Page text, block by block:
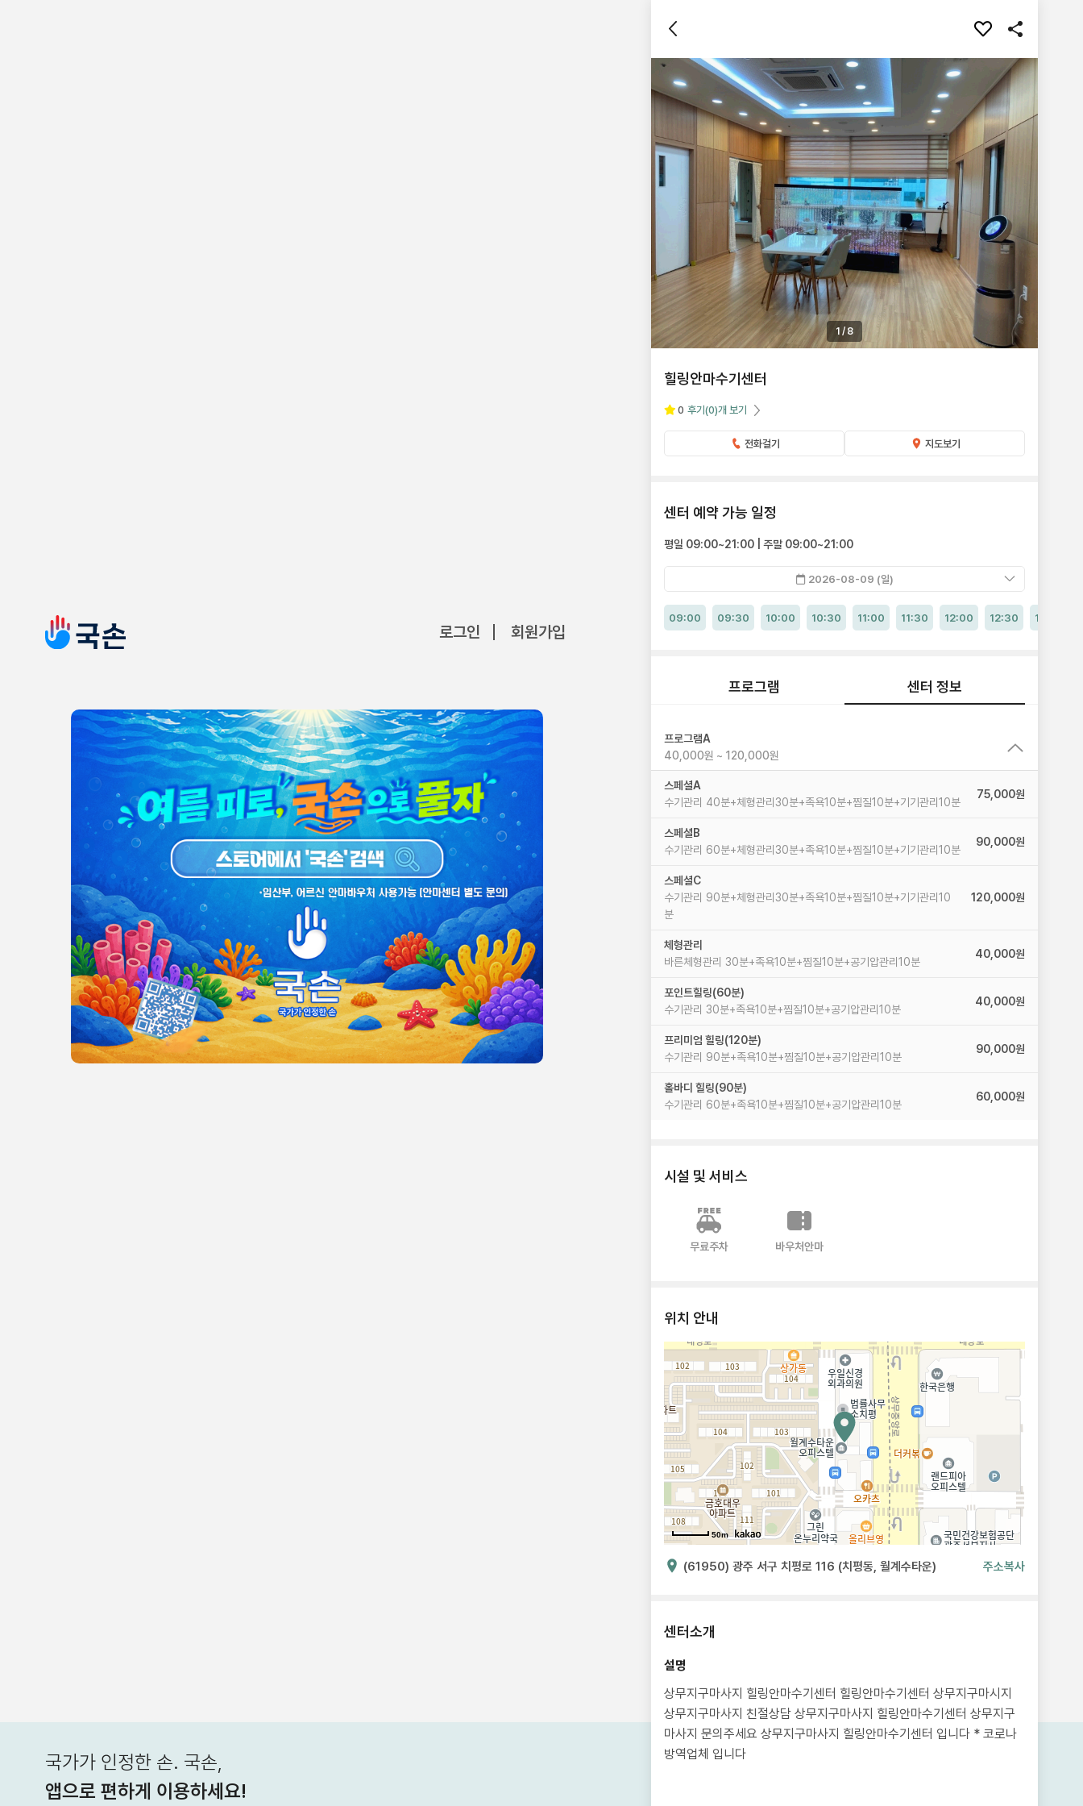
로그인 회원가입
국가가 인정한 손. 국손,
앱으로 편하게 이용하세요!
1 / 8
힐링안마수기센터
0 후기 (0)개 보기
전화걸기 지도보기
센터 예약 가능 일정
평일 09:00~21:00 | 주말 09:00~21:00
2026-08-09 (일)
09:00 09:30 10:00 10:30 11:00 11:30 12:00 12:30 13:00
프로그램 센터 정보
프로그램A
40,000원 ~ 120,000원
스페셜A
수기관리 40분+체형관리30분+족욕10분+찜질10분+기기관리10분
75,000원
스페셜B
수기관리 60분+체형관리30분+족욕10분+찜질10분+기기관리10분
90,000원
스페셜C
수기관리 90분+체형관리30분+족욕10분+찜질10분+기기관리10
분
120,000원
체형관리
바른체형관리 30분+족욕10분+찜질10분+공기압관리10분
40,000원
포인트힐링(60분)
수기관리 30분+족욕10분+찜질10분+공기압관리10분
40,000원
프리미엄 힐링(120분)
수기관리 90분+족욕10분+찜질10분+공기압관리10분
90,000원
홀바디 힐링(90분)
수기관리 60분+족욕10분+찜질10분+공기압관리10분
60,000원
시설 및 서비스
무료주차 바우처안마
위치 안내
50m
(61950) 광주 서구 치평로 116 (치평동, 월계수타운) 주소복사
센터소개
설명
상무지구마사지 힐링안마수기센터 힐링안마수기센터 상무지구마시지
상무지구마사지 친절상담 상무지구마사지 힐링안마수기센터 상무지구
마사지 문의주세요 상무지구마사지 힐링안마수기센터 입니다 * 코로나
방역업체 입니다